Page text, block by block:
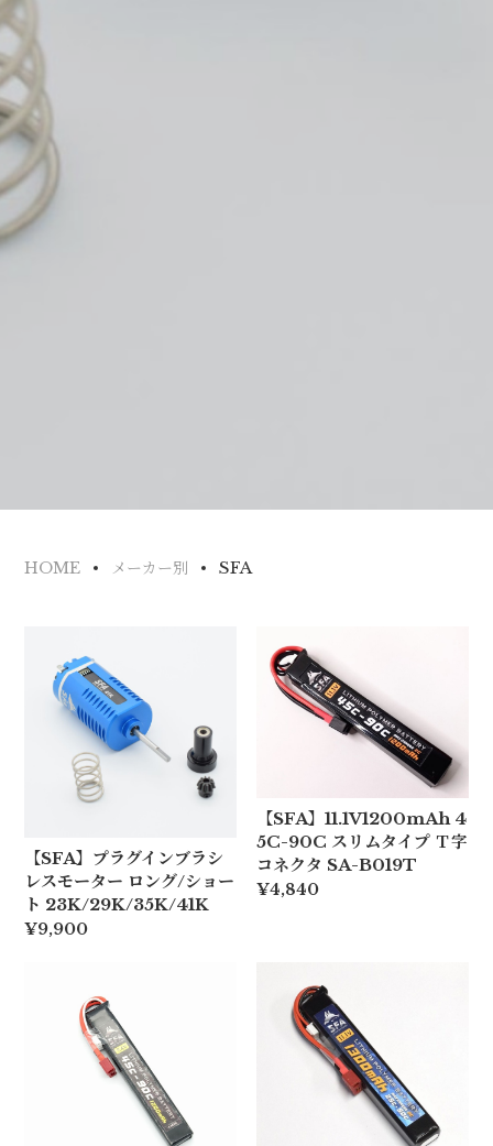
HOME メーカー別 SFA
【SFA】プラグインブラシ
レスモーター ロング/ショー
ト 23K/29K/35K/41K
¥9,900
【SFA】11.1V1200mAh 4
5C-90C スリムタイプ Ｔ字
コネクタ SA-B019T
¥4,840